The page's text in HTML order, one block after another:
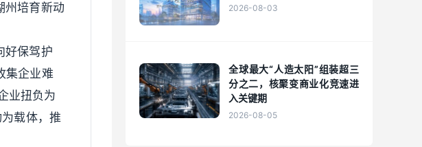
州培育新动
好保驾护
集企业难
业扭负为
载体，推
2026-08-03
全球最大“人造太阳”组装超三
分之二，核聚变商业化竞速进
入关键期
2026-08-05